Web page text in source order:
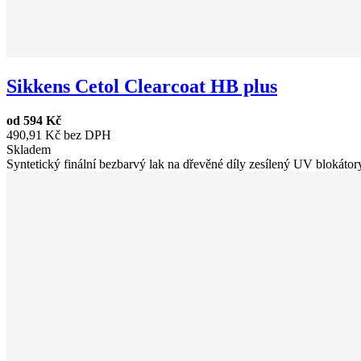
Sikkens Cetol Clearcoat HB plus
od 594 Kč
490,91 Kč bez DPH
Skladem
Syntetický finální bezbarvý lak na dřevěné díly zesílený UV